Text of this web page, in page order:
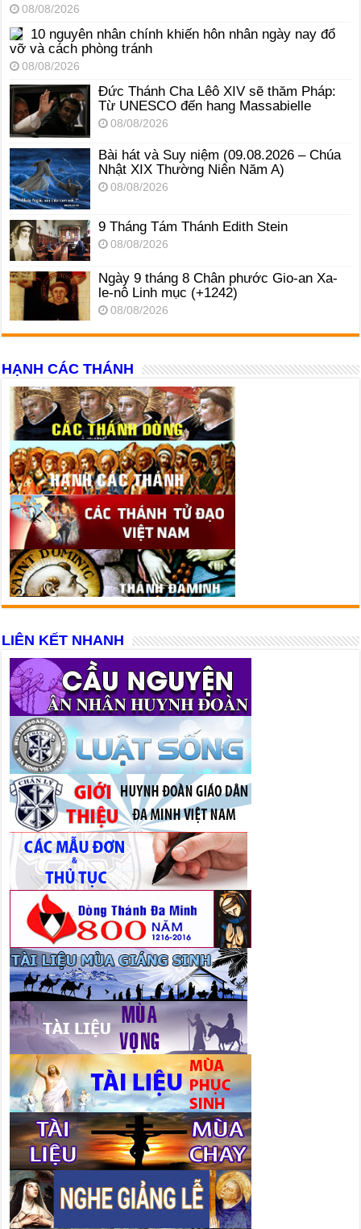
08/08/2026
10 nguyên nhân chính khiến hôn nhân ngày nay đổ
vỡ và cách phòng tránh
08/08/2026
Đức Thánh Cha Lêô XIV sẽ thăm Pháp:
Từ UNESCO đến hang Massabielle
08/08/2026
Bài hát và Suy niệm (09.08.2026 – Chúa
Nhật XIX Thường Niên Năm A)
08/08/2026
9 Tháng Tám Thánh Edith Stein
08/08/2026
Ngày 9 tháng 8 Chân phước Gio-an Xa-
le-nô Linh mục (+1242)
08/08/2026
HẠNH CÁC THÁNH
LIÊN KẾT NHANH